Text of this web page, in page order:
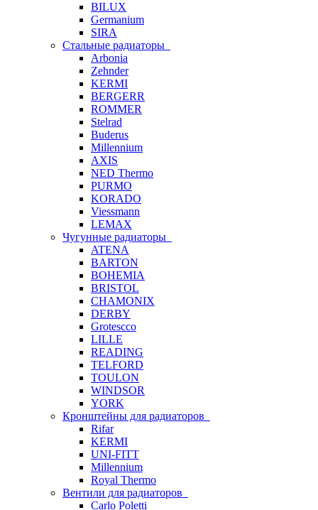
BILUX
Germanium
SIRA
Стальные радиаторы
Arbonia
Zehnder
KERMI
BERGERR
ROMMER
Stelrad
Buderus
Millennium
AXIS
NED Thermo
PURMO
KORADO
Viessmann
LEMAX
Чугунные радиаторы
ATENA
BARTON
BOHEMIA
BRISTOL
CHAMONIX
DERBY
Grotescco
LILLE
READING
TELFORD
TOULON
WINDSOR
YORK
Кронштейны для радиаторов
Rifar
KERMI
UNI-FITT
Millennium
Royal Thermo
Вентили для радиаторов
Carlo Poletti